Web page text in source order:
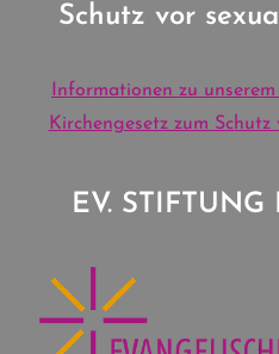
Schutz vor
Informationen zu
Kirchengesetz zum
EV.